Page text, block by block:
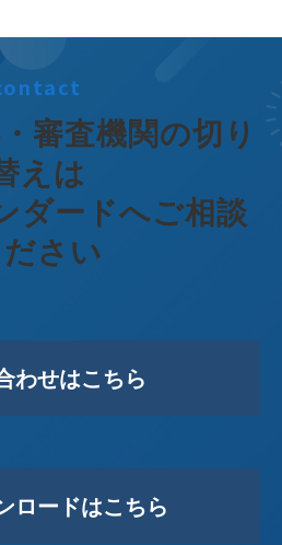
審査機関の切り
えは
ダードへご相談
ださい
わせはこちら
ロードはこちら